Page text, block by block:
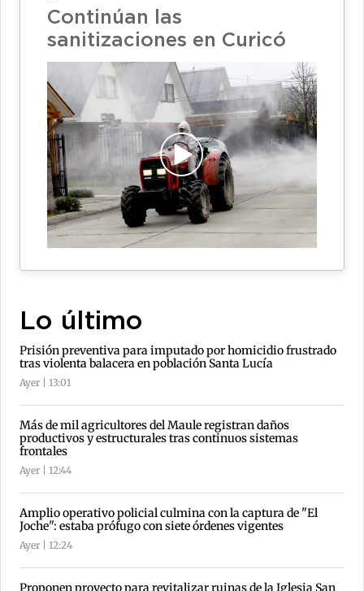
Continúan las
sanitizaciones en Curicó
Lo último
Prisión preventiva para imputado por homicidio frustrado
tras violenta balacera en población Santa Lucía
Ayer | 13:01
Más de mil agricultores del Maule registran daños
productivos y estructurales tras continuos sistemas
frontales
Ayer | 12:44
Amplio operativo policial culmina con la captura de "El
Joche": estaba prófugo con siete órdenes vigentes
Ayer | 12:24
Proponen proyecto para revitalizar ruinas de la Iglesia San